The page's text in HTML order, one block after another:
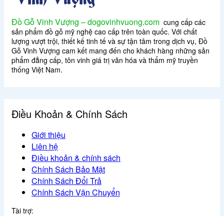
Đồ Gỗ Vinh Vượng – dogovinhvuong.com cung cấp các
sản phẩm đồ gỗ mỹ nghệ cao cấp trên toàn quốc. Với chất
lượng vượt trội, thiết kế tinh tế và sự tận tâm trong dịch vụ, Đồ
Gỗ Vinh Vượng cam kết mang đến cho khách hàng những sản
phẩm đẳng cấp, tôn vinh giá trị văn hóa và thẩm mỹ truyền
thống Việt Nam.
Điều Khoản & Chính Sách
Giới thiệu
Liên hệ
Điều khoản & chính sách
Chính Sách Bảo Mật
Chính Sách Đổi Trả
Chính Sách Vận Chuyển
Tài trợ: